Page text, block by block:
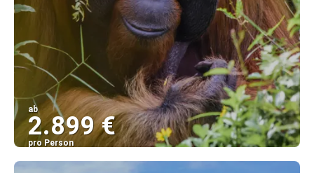
ab
2.899 €
pro Person
Sehen